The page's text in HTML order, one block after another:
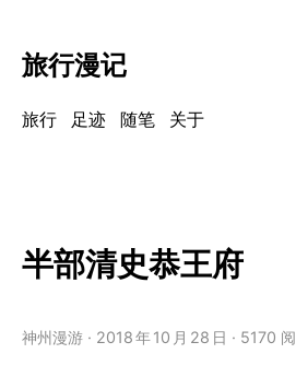
旅行漫记
旅行 足迹 随笔 关于
半部清史恭王府
神州漫游 2018年10 月 28 日 5170 阅